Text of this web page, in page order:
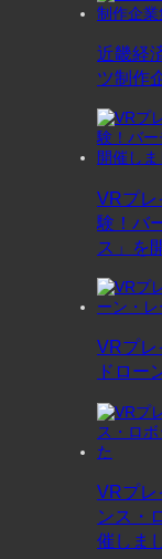
近畿経
ツ制作
VRプレ
験！バ
ス」を
VRプレ
ドロー
VRプレ
ンス・
催しま